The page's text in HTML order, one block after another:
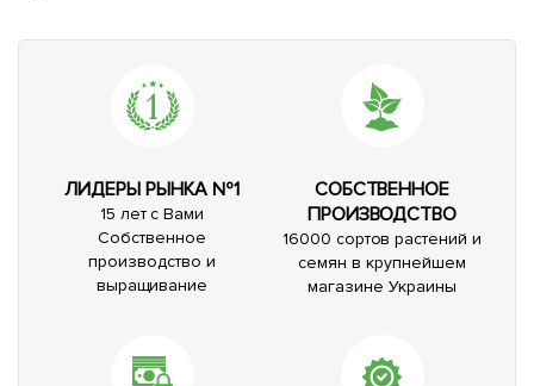
ЛИДЕРЫ РЫНКА №1
15 лет с Вами
Собственное
производство и
выращивание
СОБСТВЕННОЕ
ПРОИЗВОДСТВО
16000 сортов растений и
семян в крупнейшем
магазине Украины